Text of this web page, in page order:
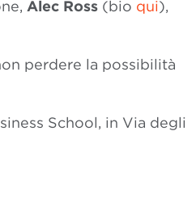
Alec Ross (bio qui),
perdere la possibilità
School, in Via degli